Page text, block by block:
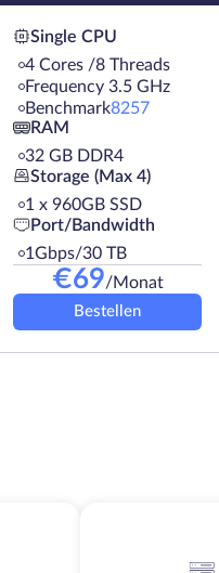
Single CPU
4 Cores /8 Threads
Frequency 3.5 GHz
Benchmark8257
RAM
32 GB DDR4
Storage (Max 4)
1 х 960GB SSD
Port/Bandwidth
1Gbps/30 TB
€69/Monat
Bestellen